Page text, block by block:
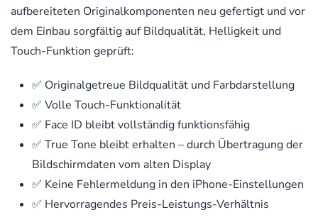
aufbereiteten Originalkomponenten neu gefertigt und vor
dem Einbau sorgfältig auf Bildqualität, Helligkeit und
Touch-Funktion geprüft:
✅ Originalgetreue Bildqualität und Farbdarstellung
✅ Volle Touch-Funktionalität
✅ Face ID bleibt vollständig funktionsfähig
✅ True Tone bleibt erhalten – durch Übertragung der
Bildschirmdaten vom alten Display
✅ Keine Fehlermeldung in den iPhone-Einstellungen
✅ Hervorragendes Preis-Leistungs-Verhältnis